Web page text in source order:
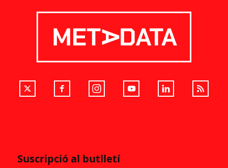
Suscripció al butlletí